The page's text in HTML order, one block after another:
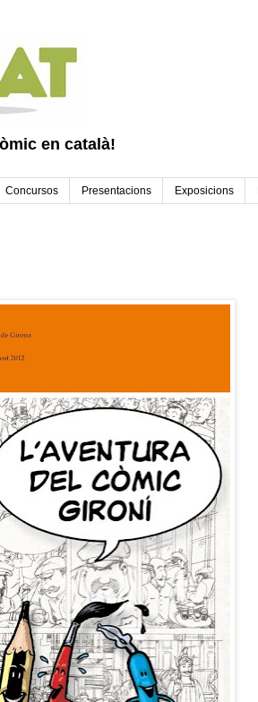
en català!
Concursos Presentacions Exposicions